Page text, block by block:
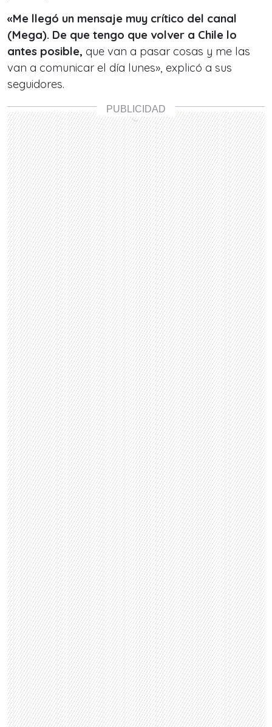
«Me llegó un mensaje muy crítico del canal
(Mega). De que tengo que volver a Chile lo
antes posible, que van a pasar cosas y me las
van a comunicar el día lunes», explicó a sus
seguidores.